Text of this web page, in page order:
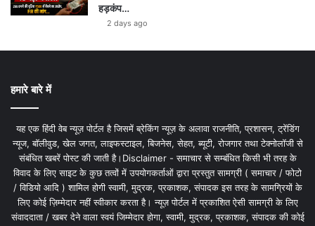
हड़कंप…
2 days ago
हमारे बारे में
यह एक हिंदी वेब न्यूज़ पोर्टल है जिसमें ब्रेकिंग न्यूज़ के अलावा राजनीति, प्रशासन, ट्रेंडिंग
न्यूज, बॉलीवुड, खेल जगत, लाइफस्टाइल, बिजनेस, सेहत, ब्यूटी, रोजगार तथा टेक्नोलॉजी से
संबंधित खबरें पोस्ट की जाती है।Disclaimer - समाचार से सम्बंधित किसी भी तरह के
विवाद के लिए साइट के कुछ तत्वों में उपयोगकर्ताओं द्वारा प्रस्तुत सामग्री ( समाचार / फोटो
/ विडियो आदि ) शामिल होगी स्वामी, मुद्रक, प्रकाशक, संपादक इस तरह के सामग्रियों के
लिए कोई ज़िम्मेदार नहीं स्वीकार करता है। न्यूज़ पोर्टल में प्रकाशित ऐसी सामग्री के लिए
संवाददाता / खबर देने वाला स्वयं जिम्मेदार होगा, स्वामी, मुद्रक, प्रकाशक, संपादक की कोई